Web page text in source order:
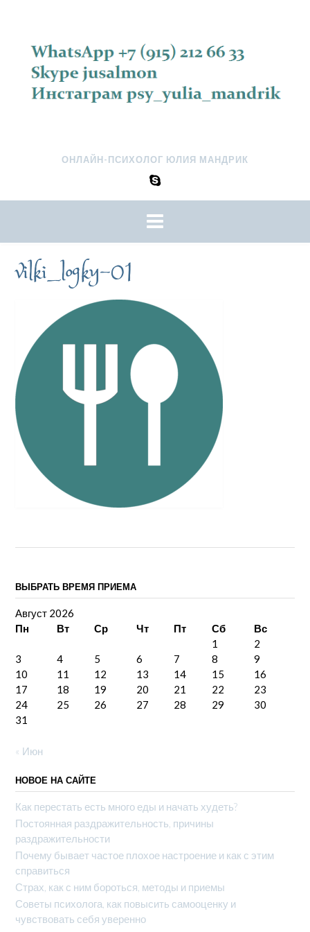
ОНЛАЙН-ПСИХОЛОГ ЮЛИЯ МАНДРИК
vilki_logky-01
ВЫБРАТЬ ВРЕМЯ ПРИЕМА
Август 2026
Пн
Вт Ср Чт Пт Сб
Вс
1
2
3
4 5 6 7 8
9
10
11 12 13 14 15
16
17
18 19 20 21 22
23
24
25 26 27 28 29
30
31
« Июн
НОВОЕ НА САЙТЕ
Как перестать есть много еды и начать худеть?
Постоянная раздражительность, причины
раздражительности
Почему бывает частое плохое настроение и как с этим
справиться
Страх, как с ним бороться, методы и приемы
Советы психолога, как повысить самооценку и
чувствовать себя уверенно